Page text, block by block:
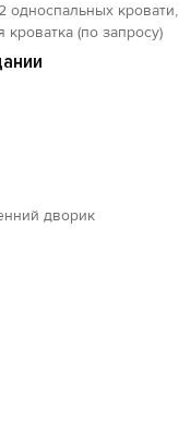
односпальных кровати,
кроватка (по запросу)
дворик